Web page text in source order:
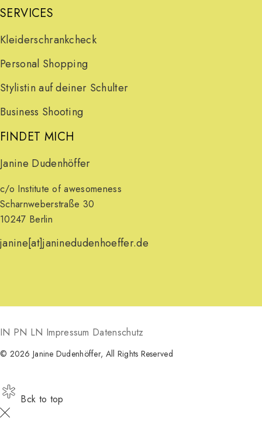
SERVICES
Kleiderschrankcheck
Personal Shopping
Stylistin auf deiner Schulter
Business Shooting
FINDET MICH
Janine Dudenhöffer
c/o Institute of awesomeness
Scharnweberstraße 30
10247 Berlin
janine[at]janinedudenhoeffer.de
IN PN LN Impressum Datenschutz
© 2026 Janine Dudenhöffer, All Rights Reserved
Bck to top